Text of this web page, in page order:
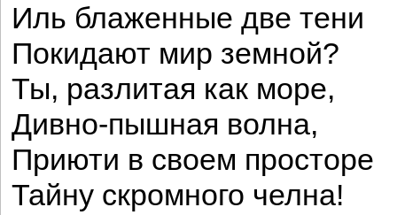
Иль блаженные две тени
Покидают мир земной?
Ты, разлитая как море,
Дивно-пышная волна,
Приюти в своем просторе
Тайну скромного челна!